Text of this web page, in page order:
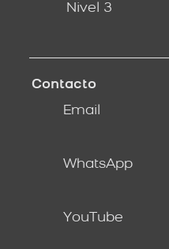
Nivel 3
Contacto
Email
WhatsApp
YouTube